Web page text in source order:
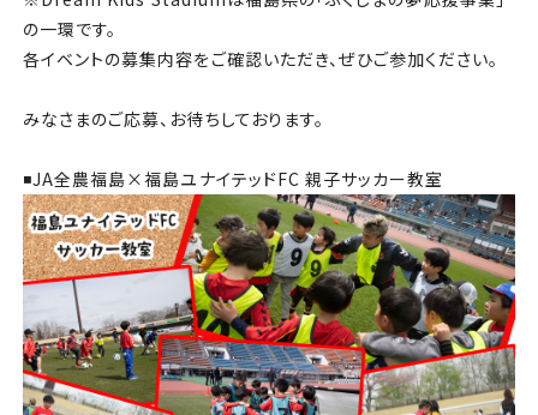
の一環です。
各イベントの募集内容をご確認いただき、ぜひご参加ください。
みなさまのご応募、お待ちしております。
◾️JA全農福島×福島ユナイテッドFC 親子サッカー教室